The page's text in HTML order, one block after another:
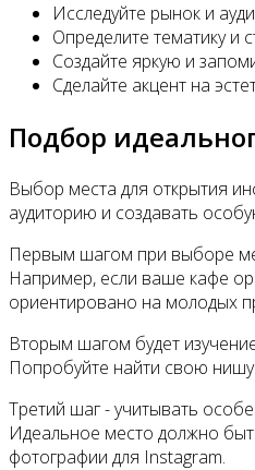
Исследуйте рынок и
Определите тематику и
Создайте яркую и
Сделайте акцент на
Подбор
Выбор места для открытия
аудиторию и создавать
Первым шагом при выборе
Например, если ваше кафе
ориентировано на молодых
Вторым шагом будет
Попробуйте найти свою
Третий шаг - учитывать
Идеальное место должно
фотографии для Instagram.